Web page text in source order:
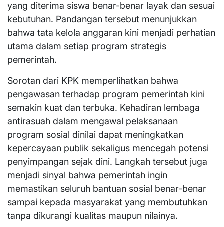
yang diterima siswa benar-benar layak dan sesuai
kebutuhan. Pandangan tersebut menunjukkan
bahwa tata kelola anggaran kini menjadi perhatian
utama dalam setiap program strategis
pemerintah.
Sorotan dari KPK memperlihatkan bahwa
pengawasan terhadap program pemerintah kini
semakin kuat dan terbuka. Kehadiran lembaga
antirasuah dalam mengawal pelaksanaan
program sosial dinilai dapat meningkatkan
kepercayaan publik sekaligus mencegah potensi
penyimpangan sejak dini. Langkah tersebut juga
menjadi sinyal bahwa pemerintah ingin
memastikan seluruh bantuan sosial benar-benar
sampai kepada masyarakat yang membutuhkan
tanpa dikurangi kualitas maupun nilainya.